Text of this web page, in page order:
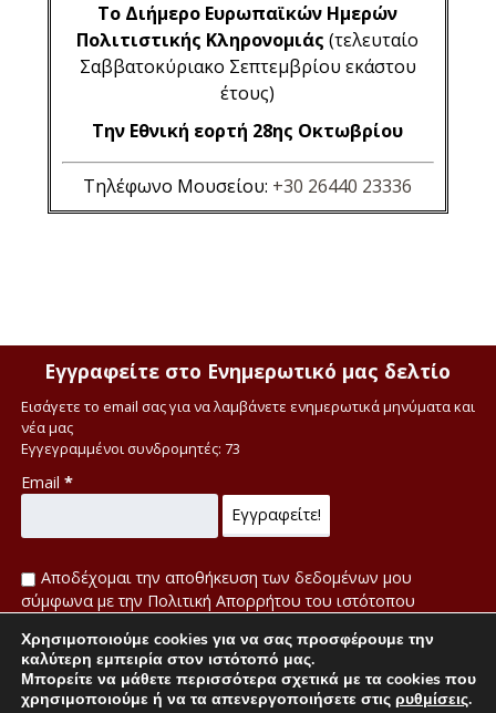
Το Διήμερο Ευρωπαϊκών Ημερών
Πολιτιστικής Κληρονομιάς (τελευταίο
Σαββατοκύριακο Σεπτεμβρίου εκάστου
έτους)
Την Εθνική εορτή 28ης Οκτωβρίου
Τηλέφωνο Μουσείου: +30 26440 23336
Εγγραφείτε στο Ενημερωτικό μας δελτίο
Εισάγετε το email σας για να λαμβάνετε ενημερωτικά μηνύματα και
νέα μας
Εγγεγραμμένοι συνδρομητές: 73
Email *
Αποδέχομαι την αποθήκευση των δεδομένων μου
σύμφωνα με την Πολιτική Απορρήτου του ιστότοπου
Πολιτική απορρήτου
H Μετάφραση στην αγγλική έγινε από τον Δρ. Αγγλικής Φιλολογίας Αθανάσιο
Χρησιμοποιούμε cookies για να σας προσφέρουμε την
καλύτερη εμπειρία στον ιστότοπό μας.
Μπορείτε να μάθετε περισσότερα σχετικά με τα cookies που
χρησιμοποιούμε ή να τα απενεργοποιήσετε στις ρυθμίσεις.